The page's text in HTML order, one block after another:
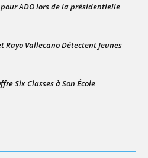
ADO lors de la présidentielle
Rayo Vallecano Détectent Jeunes
Six Classes à Son École